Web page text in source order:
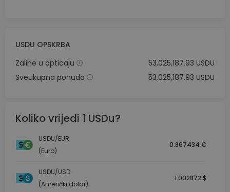
USDU OPSKRBA
Zalihe u opticaju
53,025,187.93 USDU
Sveukupna ponuda
53,025,187.93 USDU
Koliko vrijedi 1 USDu?
USDU/EUR
(Euro)
0.867434 €
USDU/USD
(Američki dolar)
1.002872 $